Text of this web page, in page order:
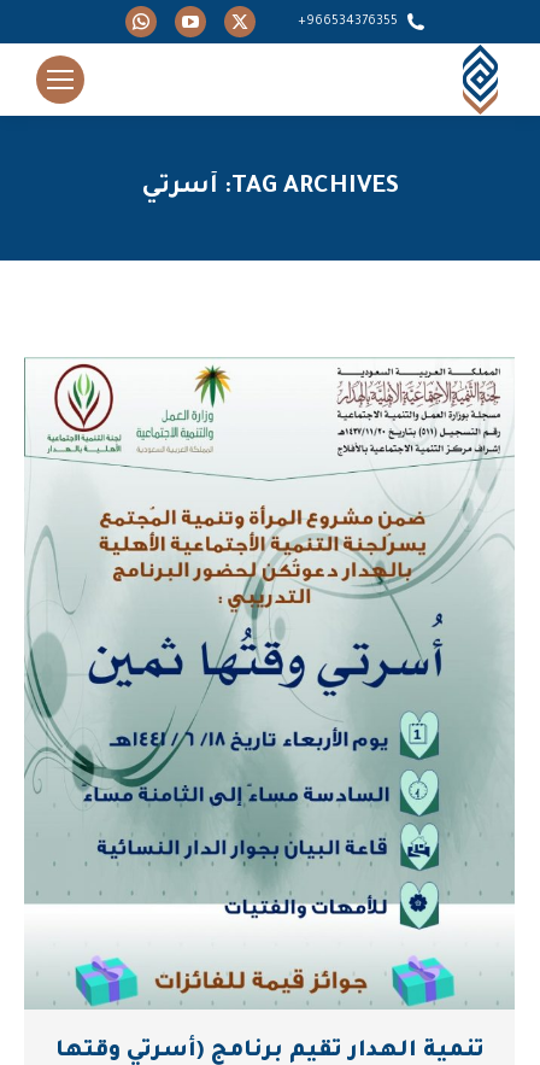
966534376355+
X
in
window
YouTube
in
window
Whatsapp
opens
in
TAG ARCHIVES: أسرتي
تنمية الهدار تقيم برنامج (أسرتي وقتها